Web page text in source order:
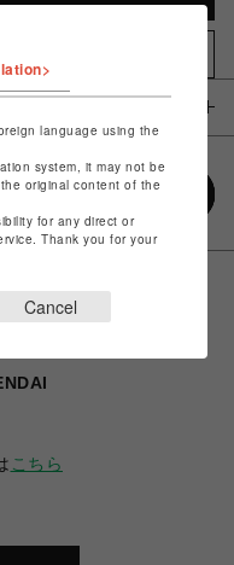
こちら
language using the
system, it may not be
original content of the
for any direct or
Thank you for your
Cancel